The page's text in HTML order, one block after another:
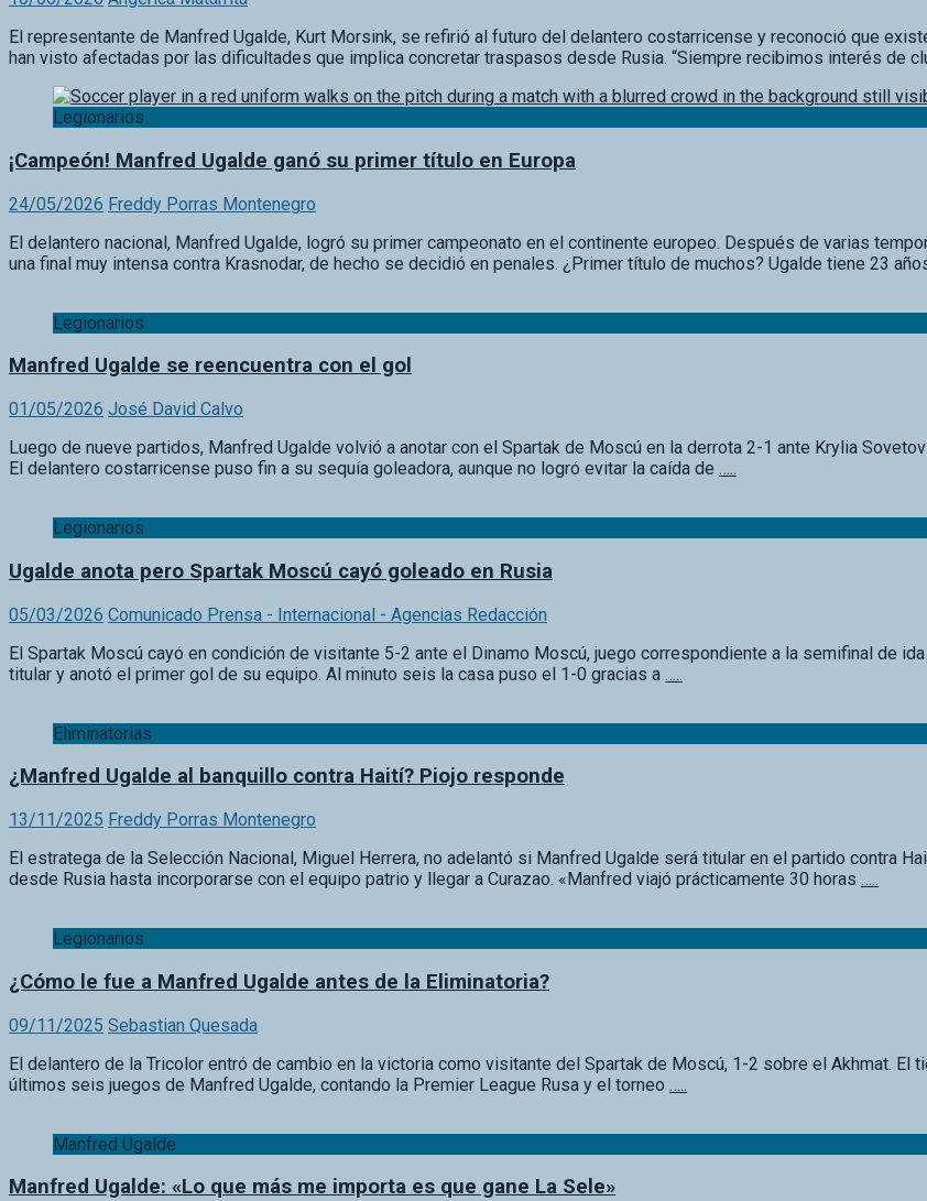
El representante de Manfred Ugalde, Kurt Morsink, se refirió al futuro del delantero costarricense y reconoció que
han visto afectadas por las dificultades que implica concretar traspasos desde Rusia. “Siempre recibimos interés de
Legionarios
¡Campeón! Manfred Ugalde ganó su primer título en Europa
24/05/2026 Freddy Porras Montenegro
El delantero nacional, Manfred Ugalde, logró su primer campeonato en el continente europeo. Después de varias
una final muy intensa contra Krasnodar, de hecho se decidió en penales. ¿Primer título de muchos? Ugalde tiene 23
Legionarios
Manfred Ugalde se reencuentra con el gol
01/05/2026 José David Calvo
Luego de nueve partidos, Manfred Ugalde volvió a anotar con el Spartak de Moscú en la derrota 2-1 ante Krylia
El delantero costarricense puso fin a su sequía goleadora, aunque no logró evitar la caída de …..
Legionarios
Ugalde anota pero Spartak Moscú cayó goleado en Rusia
05/03/2026 Comunicado Prensa - Internacional - Agencias Redacción
El Spartak Moscú cayó en condición de visitante 5-2 ante el Dinamo Moscú, juego correspondiente a la semifinal de
titular y anotó el primer gol de su equipo. Al minuto seis la casa puso el 1-0 gracias a
Eliminatorias
¿Manfred Ugalde al banquillo contra Haití? Piojo responde
13/11/2025 Freddy Porras Montenegro
El estratega de la Selección Nacional, Miguel Herrera, no adelantó si Manfred Ugalde será titular en el partido contra
desde Rusia hasta incorporarse con el equipo patrio y llegar a Curazao. «Manfred viajó prácticamente 30 horas …..
Legionarios
¿Cómo le fue a Manfred Ugalde antes de la Eliminatoria?
09/11/2025 Sebastian Quesada
El delantero de la Tricolor entró de cambio en la victoria como visitante del Spartak de Moscú, 1-2 sobre el Akhmat. El
últimos seis juegos de Manfred Ugalde, contando la Premier League Rusa y el torneo
Manfred Ugalde
Manfred Ugalde: «Lo que más me importa es que gane La Sele»